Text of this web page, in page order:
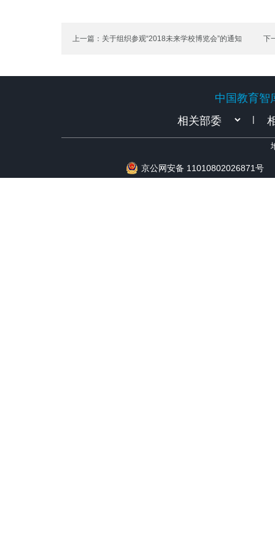
上一篇：关于组织参观“2018未来学校博览会”的通知 下
中国教育智
|
京公网安备 11010802026871号